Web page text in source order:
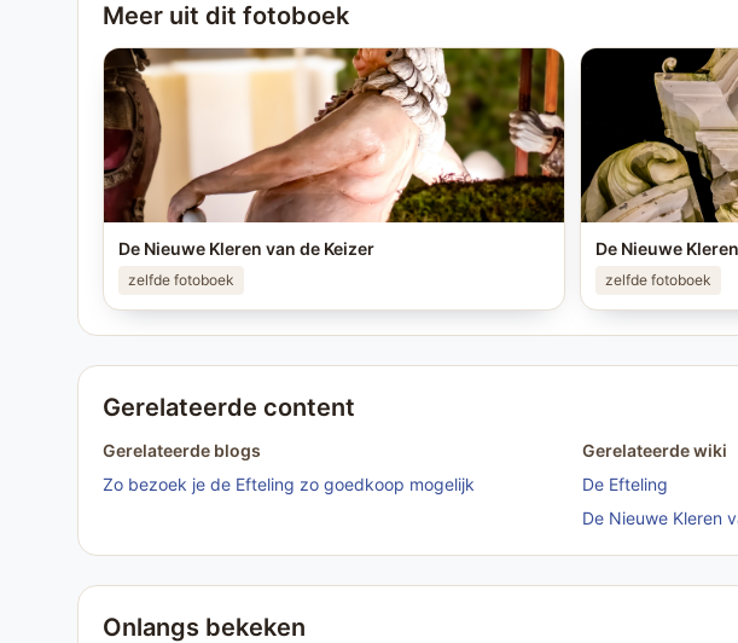
Meer uit dit fotoboek
De Nieuwe Kleren van de Keizer
zelfde fotoboek
De Nieuwe
zelfde fotoboek
Gerelateerde content
Gerelateerde blogs
Zo bezoek je de Efteling zo goedkoop mogelijk
Gerelateerde wiki
De Efteling
De Nieuwe Kleren
Onlangs bekeken